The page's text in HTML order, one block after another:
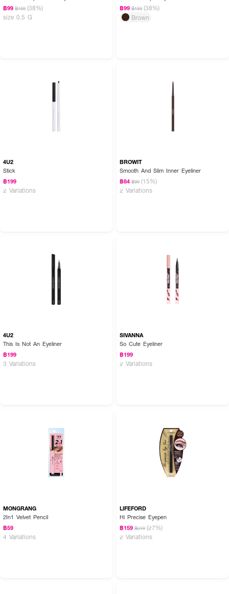
฿99 ฿159 (38%)
size 0.5 G
฿99 ฿159 (38%)
Brown
4U2
Stick
฿199
2 Variations
BROWIT
Smooth And Slim Inner Eyeliner
฿84 ฿99 (15%)
2 Variations
4U2
This Is Not An Eyeliner
฿199
3 Variations
SIVANNA
So Cute Eyeliner
฿199
2 Variations
MONGRANG
2In1 Velvet Pencil
฿59
4 Variations
LIFEFORD
Hi Precise Eyepen
฿159 ฿219 (27%)
2 Variations